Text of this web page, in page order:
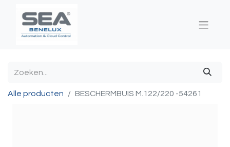
Alle producten BESCHERMBUIS M.122/220 -54261